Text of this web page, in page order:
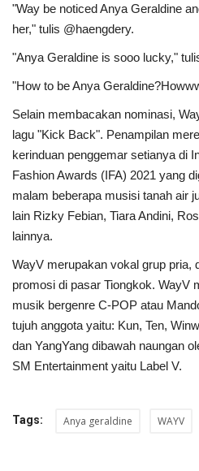
"Way be noticed Anya Geraldine
her," tulis @haengdery.
"Anya Geraldine is sooo lucky,"
"How to be Anya
Selain membacakan nominasi,
lagu "Kick Back". Penampilan
kerinduan penggemar setianya di
Fashion Awards (IFA) 2021 yang
malam beberapa musisi tanah air
lain Rizky Febian, Tiara Andini,
lainnya.
WayV merupakan vokal grup pria,
promosi di pasar Tiongkok. WayV
musik bergenre C-POP atau
tujuh anggota yaitu: Kun, Ten,
dan YangYang dibawah naungan
SM Entertainment yaitu Label V.
Tags: Anya geraldine WAYV